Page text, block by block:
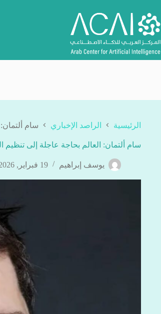
إلى
المحتوى
الرئيسية الراصد الإخباري سام
سام ألتمان: العالم بحاجة عاجلة إلى تنظيم
يوسف إبراهيم 19 فبراير, 2026